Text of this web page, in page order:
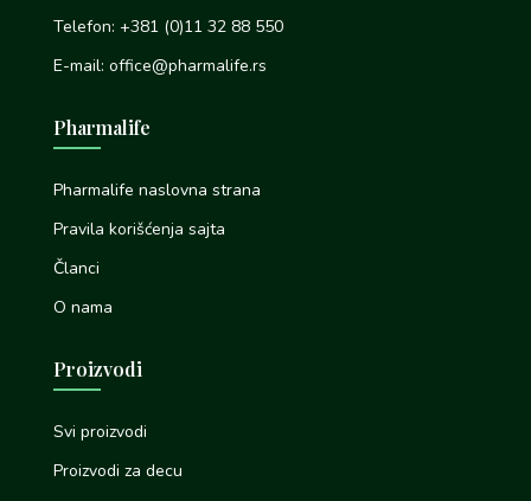
Telefon: +381 (0)11 32 88 550
E-mail: office@pharmalife.rs
Pharmalife
Pharmalife naslovna strana
Pravila korišćenja sajta
Članci
O nama
Proizvodi
Svi proizvodi
Proizvodi za decu